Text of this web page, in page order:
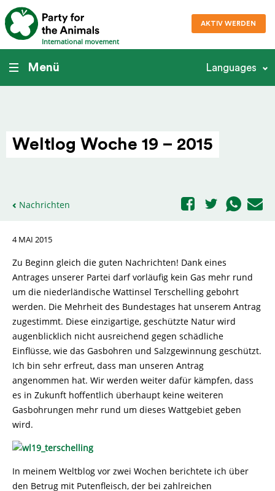
International movement
AKTIV WERDEN
Menü Languages
Weltlog Woche 19 – 2015
Nachrichten
4 MAI 2015
Zu Beginn gleich die guten Nachrichten! Dank eines
Antrages unserer Partei darf vorläufig kein Gas mehr rund
um die niederländische Wattinsel Terschelling gebohrt
werden. Die Mehrheit des Bundestages hat unserem Antrag
zugestimmt. Diese einzigartige, geschützte Natur wird
augenblicklich nicht ausreichend gegen schädliche
Einflüsse, wie das Gasbohren und Salzgewinnung geschützt.
Ich bin sehr erfreut, dass man unseren Antrag
angenommen hat. Wir werden weiter dafür kämpfen, dass
es in Zukunft hoffentlich überhaupt keine weiteren
Gasbohrungen mehr rund um dieses Wattgebiet geben
wird.
In meinem Weltblog vor zwei Wochen berichtete ich über
den Betrug mit Putenfleisch, der bei zahlreichen